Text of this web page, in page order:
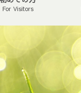
For Visitors